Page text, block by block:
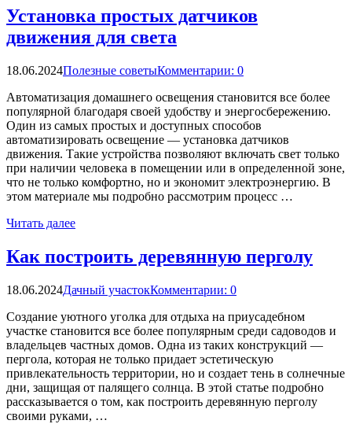
Установка простых датчиков
движения для света
18.06.2024Полезные советыКомментарии: 0
Автоматизация домашнего освещения становится все более
популярной благодаря своей удобству и энергосбережению.
Один из самых простых и доступных способов
автоматизировать освещение — установка датчиков
движения. Такие устройства позволяют включать свет только
при наличии человека в помещении или в определенной зоне,
что не только комфортно, но и экономит электроэнергию. В
этом материале мы подробно рассмотрим процесс …
Читать далее
Как построить деревянную перголу
18.06.2024Дачный участокКомментарии: 0
Создание уютного уголка для отдыха на приусадебном
участке становится все более популярным среди садоводов и
владельцев частных домов. Одна из таких конструкций —
пергола, которая не только придает эстетическую
привлекательность территории, но и создает тень в солнечные
дни, защищая от палящего солнца. В этой статье подробно
рассказывается о том, как построить деревянную перголу
своими руками, …